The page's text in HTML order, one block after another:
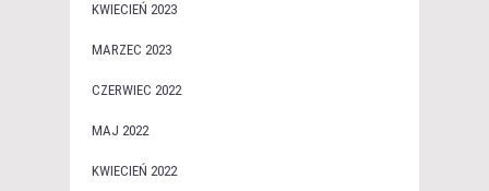
KWIECIEŃ 2023
MARZEC 2023
CZERWIEC 2022
MAJ 2022
KWIECIEŃ 2022